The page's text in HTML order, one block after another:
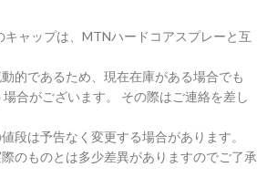
ャップは、MTNハードコアスプレーと互
的であるため、現在在庫がある場合でも
合がございます。 その際はご連絡を差し
段は予告なく変更する場合があります。
のものとは多少差異がありますのでご了承